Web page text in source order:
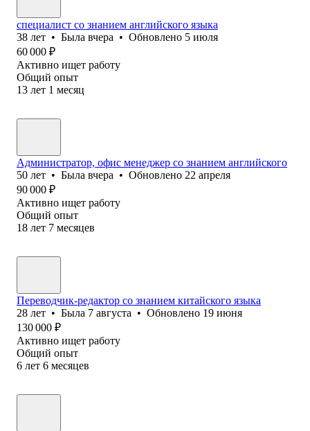
специалист со знанием английского языка
38 лет • Была вчера • Обновлено 5 июля
60 000 ₽
Активно ищет работу
Общий опыт
13 лет 1 месяц
Администратор, офис менеджер со знанием английского
50 лет • Была вчера • Обновлено 22 апреля
90 000 ₽
Активно ищет работу
Общий опыт
18 лет 7 месяцев
Переводчик-редактор со знанием китайского языка
28 лет • Была 7 августа • Обновлено 19 июня
130 000 ₽
Активно ищет работу
Общий опыт
6 лет 6 месяцев